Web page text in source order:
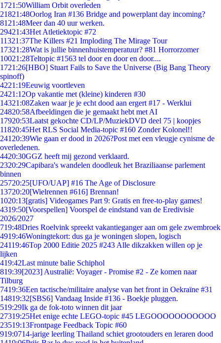
1721:50William Orbit overleden
21821:48Oorlog Iran #136 Bridge and powerplant day incoming?
81 21:48Meer dan 40 uur werken.
29421:43Het Atletiektopic #72
11321:37The Killers #21 Imploding The Mirage Tour
17321:28Wat is jullie binnenhuistemperatuur? #81 Horrorzomer
10021:28Teltopic #1563 tel door en door en door....
1721:26[HBO] Stuart Fails to Save the Universe (Big Bang Theory
spinoff)
4221:19Eeuwig voortleven
2421:12Op vakantie met (kleine) kinderen #30
14321:08Zaken waar je je echt dood aan ergert #17 - Werklui
24820:58Afbeeldingen die je gemaakt hebt met AI
17920:53Laatst gekochte CD/LP/MuziekDVD deel 75 | koopjes
11820:45Het RLS Social Media-topic #160 Zonder Kolonel!!
241 20:39Wie gaan er dood in 2026?Post met een vleugje cynisme de
overledenen.
4420:30GGZ heeft mij gezond verklaard.
2320:29Capibara's wandelen doodleuk het Braziliaanse parlement
binnen
25720:25[UFO/UAP] #16 The Age of Disclosure
13720:20[Wielrennen #616] Brennan!
1020:13[gratis] Videogames Part 9: Gratis en free-to-play games!
4319:50[Voorspellen] Voorspel de eindstand van de Eredivisie
2026/2027
719:48Dries Roelvink spreekt vakantieganger aan om gele zwembroek
4919:46Woningtekort: dus ga je woningen slopen, logisch
24119:46Top 2000 Editie 2025 #243 Alle dikzakken willen op je
lijken
419:42Last minute balie Schiphol
819:39[2023] Australië: Voyager - Promise #2 - Ze komen naar
Tilburg
7419:36Een tactische/militaire analyse van het front in Oekraïne #31
14819:32[SBS6] Vandaag Inside #136 - Boekje pluggen.
519:29Ik ga de fok-toto winnen dit jaar
27319:25Het enige echte LEGO-topic #45 LEGOOOOOOOOOOO
23519:13Frontpage Feedback Topic #60
919:0714-jarige leerling Thailand schiet grootouders en leraren dood